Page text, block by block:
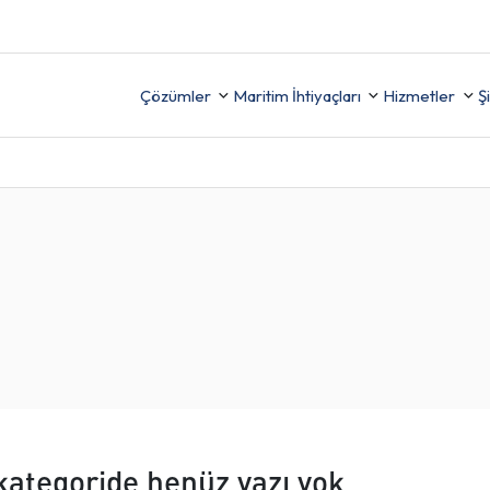
Çözümler Maritim İhtiyaçları Hizmetler
henüz yazı yok